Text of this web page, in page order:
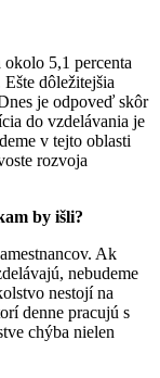
5,1 percenta
dôležitejšia
je odpoveď skôr
do vzdelávania je
v tejto oblasti
rozvoja
by išli?
Ak
nebudeme
nestojí na
denne pracujú s
chýba nielen